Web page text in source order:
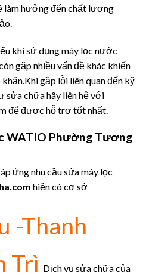
làm hưởng đến chất lượng
khi sử dụng máy lọc nước
gặp nhiều vấn đề khác khiến
gặp lỗi liên quan đến kỹ
sửa chữa hãy liên hệ với
để được hỗ trợ tốt nhất.
WATIO Phường Tương
ứng nhu cầu sửa máy lọc
hiện có cơ sở
-Thanh
Trì Dịch vụ sửa chữa của